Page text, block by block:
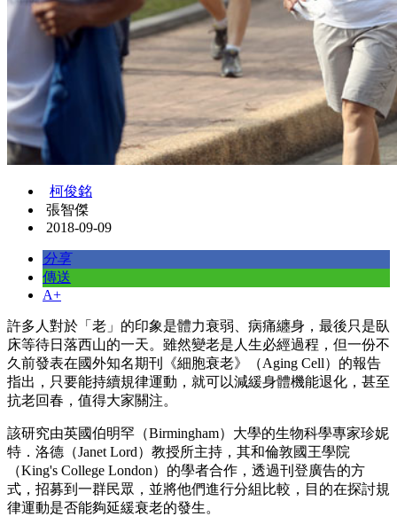
柯俊銘
張智傑
2018-09-09
分享
傳送
A+
許多人對於「老」的印象是體力衰弱、病痛纏身，最後只是臥
床等待日落西山的一天。雖然變老是人生必經過程，但一份不
久前發表在國外知名期刊《細胞衰老》（Aging Cell）的報告
指出，只要能持續規律運動，就可以減緩身體機能退化，甚至
抗老回春，值得大家關注。
該研究由英國伯明罕（Birmingham）大學的生物科學專家珍妮
特．洛德（Janet Lord）教授所主持，其和倫敦國王學院
（King's College London）的學者合作，透過刊登廣告的方
式，招募到一群民眾，並將他們進行分組比較，目的在探討規
律運動是否能夠延緩衰老的發生。